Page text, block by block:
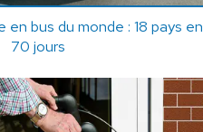
en bus du monde : 18 pays en
70 jours